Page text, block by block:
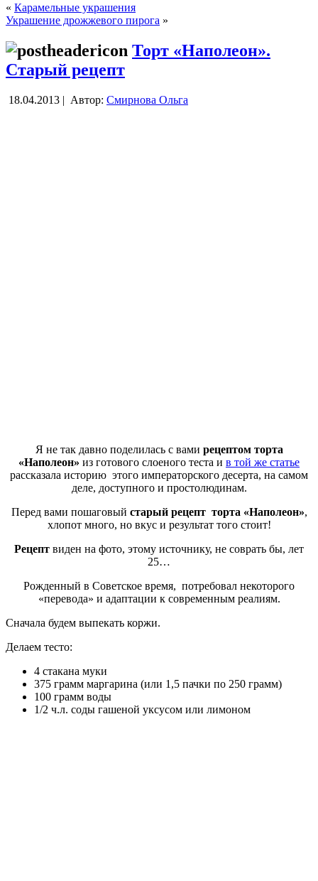
« Карамельные украшения
Украшение дрожжевого пирога »
Торт «Наполеон».
Старый рецепт
18.04.2013 | Автор: Смирнова Ольга
Я не так давно поделилась с вами рецептом торта
«Наполеон» из готового слоеного теста и в той же статье
рассказала историю этого императорского десерта, на самом
деле, доступного и простолюдинам.
Перед вами пошаговый старый рецепт торта «Наполеон»,
хлопот много, но вкус и результат того стоит!
Рецепт виден на фото, этому источнику, не соврать бы, лет
25…
Рожденный в Советское время, потребовал некоторого
«перевода» и адаптации к современным реалиям.
Сначала будем выпекать коржи.
Делаем тесто:
4 стакана муки
375 грамм маргарина (или 1,5 пачки по 250 грамм)
100 грамм воды
1/2 ч.л. соды гашеной уксусом или лимоном